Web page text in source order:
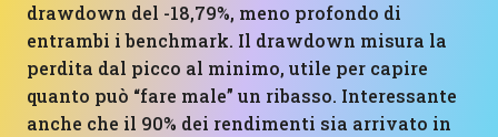
drawdown del -18,79%, meno profondo di
entrambi i benchmark. Il drawdown misura la
perdita dal picco al minimo, utile per capire
quanto può “fare male” un ribasso. Interessante
anche che il 90% dei rendimenti sia arrivato in